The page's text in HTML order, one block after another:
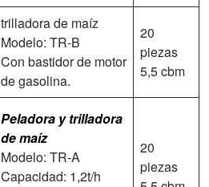
trilladora de maíz
Modelo: TR-B
Con bastidor de motor
de gasolina.
20
piezas
5,5 cbm
Peladora y trilladora
de maíz
Modelo: TR-A
Capacidad: 1,2t/h
20
piezas